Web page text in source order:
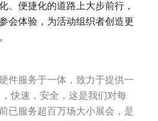
、便捷化的道路上大步前行，
会体验，为活动组织者创造更
件服务于一体，致力于提供一
快速，安全，这是我们对每
已服务超百万场大小展会，是